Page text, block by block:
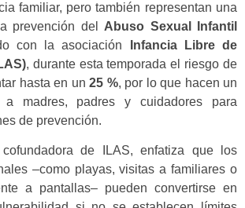
familiar, pero también representan una
prevención del Abuso Sexual Infantil
con la asociación
Infancia Libre de
, durante esta temporada el riesgo de
hasta en un 25 %, por lo que hacen un
a madres, padres y cuidadores para
de prevención.
de ILAS, enfatiza que los
–como playas, visitas a familiares o
a pantallas– pueden convertirse en